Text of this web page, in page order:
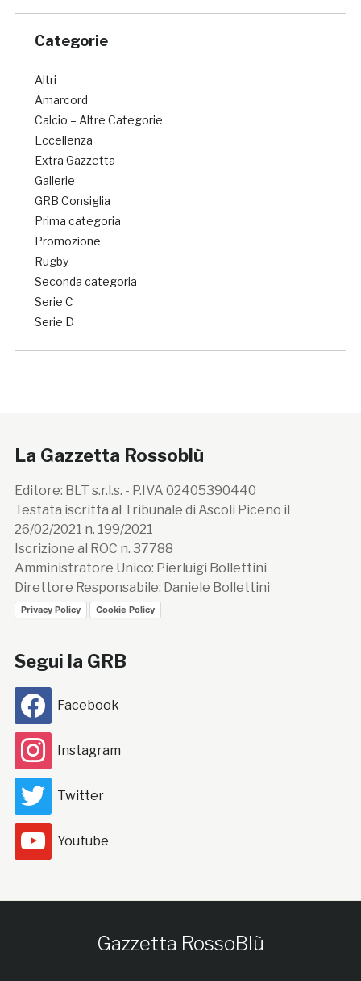
Categorie
Altri
Amarcord
Calcio – Altre Categorie
Eccellenza
Extra Gazzetta
Gallerie
GRB Consiglia
Prima categoria
Promozione
Rugby
Seconda categoria
Serie C
Serie D
La Gazzetta Rossoblù
Editore: BLT s.r.l.s. - P.IVA 02405390440
Testata iscritta al Tribunale di Ascoli Piceno il
26/02/2021 n. 199/2021
Iscrizione al ROC n. 37788
Amministratore Unico: Pierluigi Bollettini
Direttore Responsabile: Daniele Bollettini
Privacy Policy Cookie Policy
Segui la GRB
Facebook
Instagram
Twitter
Youtube
Gazzetta RossoBlù